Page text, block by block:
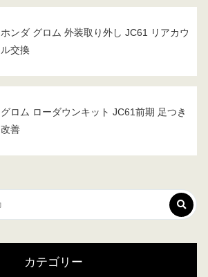
ホンダ グロム 外装取り外し JC61 リアカウ
ル交換
グロム ローダウンキット JC61前期 足つき
改善
カテゴリー